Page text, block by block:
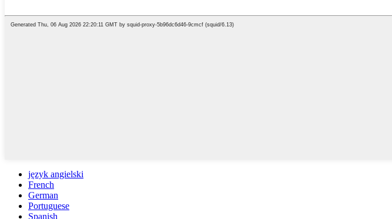
język angielski
French
German
Portuguese
Spanish